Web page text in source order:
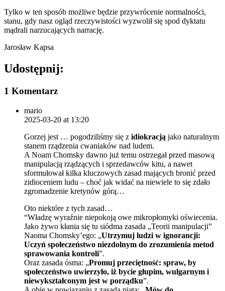
Tylko w ten sposób możliwe będzie przywrócenie normalności,
stanu, gdy nasz ogląd rzeczywistości wyzwolił się spod dyktatu
mądrali narzucających narrację.
Jarosław Kapsa
Udostępnij:
1 Komentarz
mario
2025-03-20 at 13:20
Gorzej jest … pogodziliśmy się z idiokracją jako naturalnym
stanem rządzenia cwaniaków nad ludem.
A Noam Chomsky dawno już temu ostrzegał przed masową
manipulacją rządzących i sprzedawców kitu, a nawet
sformułował kilka kluczowych zasad mających bronić przed
zidioceniem ludu – choć jak widać na niewiele to się zdało
zgromadzenie kretynów górą…
Oto niektóre z tych zasad…
“Władzę wyraźnie niepokoją owe mikropłomyki oświecenia.
Jako żywo kłania się tu siódma zasada „Teorii manipulacji”
Naoma Chomsky’ego: „Utrzymuj ludzi w ignorancji:
Uczyń społeczeństwo niezdolnym do zrozumienia metod
sprawowania kontroli”.
Oraz zasada ósma: „Promuj przeciętność: spraw, by
społeczeństwo uwierzyło, iż bycie głupim, wulgarnym i
niewykształconym jest w porządku”.